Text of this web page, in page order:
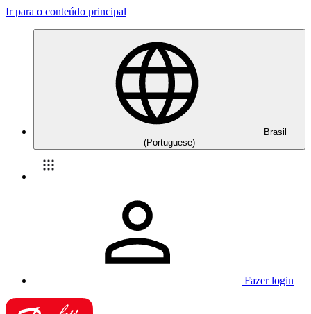
Ir para o conteúdo principal
Brasil
(Portuguese)
Fazer login